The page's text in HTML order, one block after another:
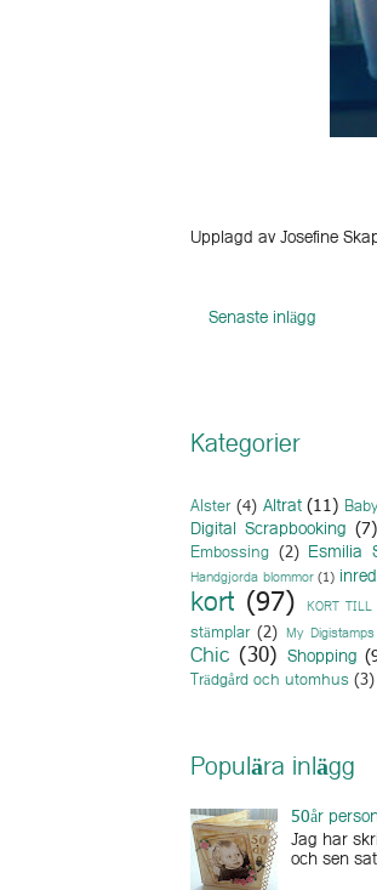
Upplagd avJosefine
Senaste inlägg
Kategorier
Alster (4) Altrat (11)
Digital Scrapbooking (7)
Embossing (2) Esmilia
Handgjorda blommor (1)
kort (97) KORT TILL
stämplar (2) My Digistamps
Chic (30) Shopping
Trädgård och utomhus (3)
Populära inlägg
50år
Jag har
och sen